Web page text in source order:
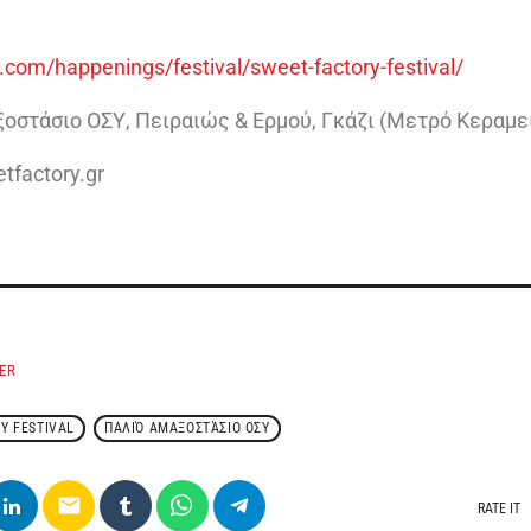
happenings/festival/sweet-factory-festival/
ΟΣΥ, Πειραιώς & Ερμού, Γκάζι (Μετρό
FESTIVAL ΠΑΛΙΌ ΑΜΑΞΟΣΤΆΣΙΟ ΟΣΥ
email RATE IT